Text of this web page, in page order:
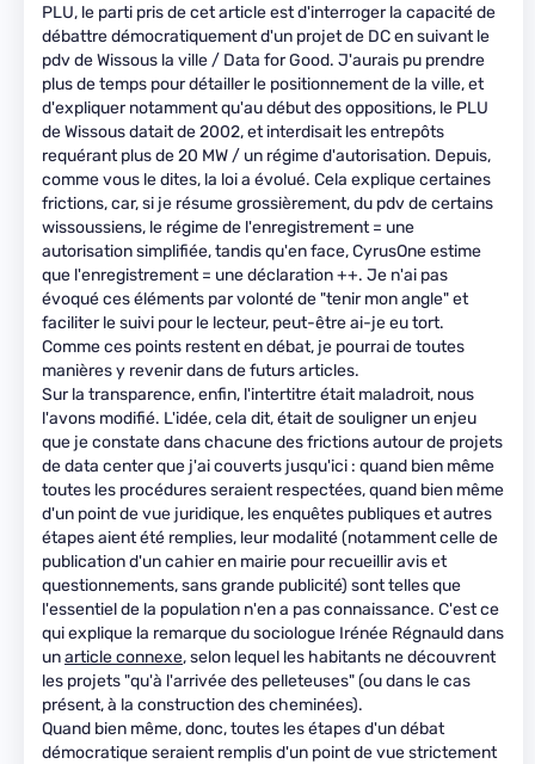
PLU, le parti pris de cet article est d'interroger la capacité de
débattre démocratiquement d'un projet de DC en suivant le
pdv de Wissous la ville / Data for Good. J'aurais pu prendre
plus de temps pour détailler le positionnement de la ville, et
d'expliquer notamment qu'au début des oppositions, le PLU
de Wissous datait de 2002, et interdisait les entrepôts
requérant plus de 20 MW / un régime d'autorisation. Depuis,
comme vous le dites, la loi a évolué. Cela explique certaines
frictions, car, si je résume grossièrement, du pdv de certains
wissoussiens, le régime de l'enregistrement = une
autorisation simplifiée, tandis qu'en face, CyrusOne estime
que l'enregistrement = une déclaration ++. Je n'ai pas
évoqué ces éléments par volonté de "tenir mon angle" et
faciliter le suivi pour le lecteur, peut-être ai-je eu tort.
Comme ces points restent en débat, je pourrai de toutes
manières y revenir dans de futurs articles.
Sur la transparence, enfin, l'intertitre était maladroit, nous
l'avons modifié. L'idée, cela dit, était de souligner un enjeu
que je constate dans chacune des frictions autour de projets
de data center que j'ai couverts jusqu'ici : quand bien même
toutes les procédures seraient respectées, quand bien même
d'un point de vue juridique, les enquêtes publiques et autres
étapes aient été remplies, leur modalité (notamment celle de
publication d'un cahier en mairie pour recueillir avis et
questionnements, sans grande publicité) sont telles que
l'essentiel de la population n'en a pas connaissance. C'est ce
qui explique la remarque du sociologue Irénée Régnauld dans
unarticle connexe, selon lequel les habitants ne découvrent
les projets "qu'à l'arrivée des pelleteuses" (ou dans le cas
présent, à la construction des cheminées).
Quand bien même, donc, toutes les étapes d'un débat
démocratique seraient remplis d'un point de vue strictement